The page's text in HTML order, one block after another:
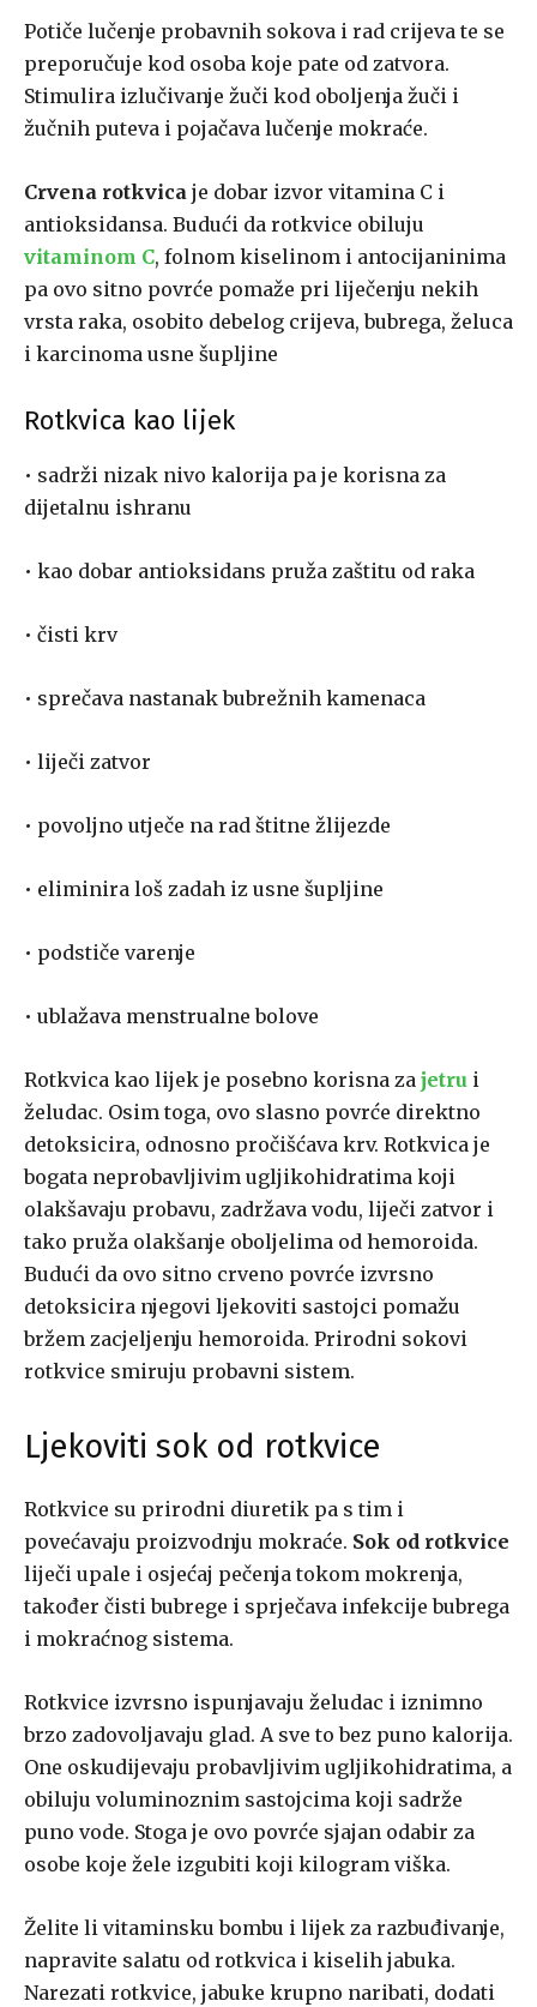
Potiče lučenje probavnih sokova i rad crijeva te se
preporučuje kod osoba koje pate od zatvora.
Stimulira izlučivanje žuči kod oboljenja žuči i
žučnih puteva i pojačava lučenje mokraće.
Crvena rotkvica je dobar izvor vitamina C i
antioksidansa. Budući da rotkvice obiluju
vitaminom C, folnom kiselinom i antocijaninima
pa ovo sitno povrće pomaže pri liječenju nekih
vrsta raka, osobito debelog crijeva, bubrega, želuca
i karcinoma usne šupljine
Rotkvica kao lijek
• sadrži nizak nivo kalorija pa je korisna za
dijetalnu ishranu
• kao dobar antioksidans pruža zaštitu od raka
• čisti krv
• sprečava nastanak bubrežnih kamenaca
• liječi zatvor
• povoljno utječe na rad štitne žlijezde
• eliminira loš zadah iz usne šupljine
• podstiče varenje
• ublažava menstrualne bolove
Rotkvica kao lijek je posebno korisna za jetru i
želudac. Osim toga, ovo slasno povrće direktno
detoksicira, odnosno pročišćava krv. Rotkvica je
bogata neprobavljivim ugljikohidratima koji
olakšavaju probavu, zadržava vodu, liječi zatvor i
tako pruža olakšanje oboljelima od hemoroida.
Budući da ovo sitno crveno povrće izvrsno
detoksicira njegovi ljekoviti sastojci pomažu
bržem zacjeljenju hemoroida. Prirodni sokovi
rotkvice smiruju probavni sistem.
Ljekoviti sok od rotkvice
Rotkvice su prirodni diuretik pa s tim i
povećavaju proizvodnju mokraće. Sok od rotkvice
liječi upale i osjećaj pečenja tokom mokrenja,
također čisti bubrege i sprječava infekcije bubrega
i mokraćnog sistema.
Rotkvice izvrsno ispunjavaju želudac i iznimno
brzo zadovoljavaju glad. A sve to bez puno kalorija.
One oskudijevaju probavljivim ugljikohidratima, a
obiluju voluminoznim sastojcima koji sadrže
puno vode. Stoga je ovo povrće sjajan odabir za
osobe koje žele izgubiti koji kilogram viška.
Želite li vitaminsku bombu i lijek za razbuđivanje,
napravite salatu od rotkvica i kiselih jabuka.
Narezati rotkvice, jabuke krupno naribati, dodati